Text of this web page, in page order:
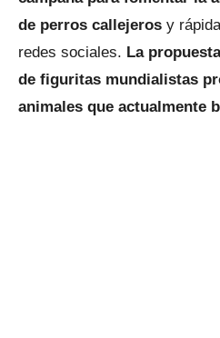
de perros callejeros y
redes sociales. La
de figuritas mundialistas
animales que actualmente